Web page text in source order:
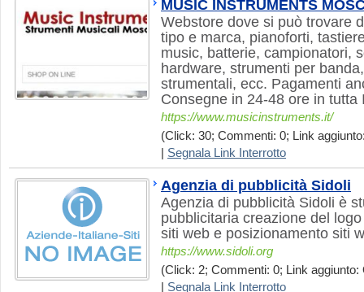
MUSIC INSTRUMENTS
Webstore dove si può trovare
tipo e marca, pianoforti,
music, batterie, campionatori,
hardware, strumenti per
strumentali, ecc. Pagamenti
Consegne in 24-48 ore in tutta
https://www.musicinstruments.it/
(Click: 30; Commenti: 0; Link
Segnala Link Interrotto
Agenzia di pubblicità Sidoli
Agenzia di pubblicità Sidoli è
pubblicitaria creazione del
siti web e posizionamento siti
https://www.sidoli.org
(Click: 2; Commenti: 0; Link aggiunto:
Segnala Link Interrotto